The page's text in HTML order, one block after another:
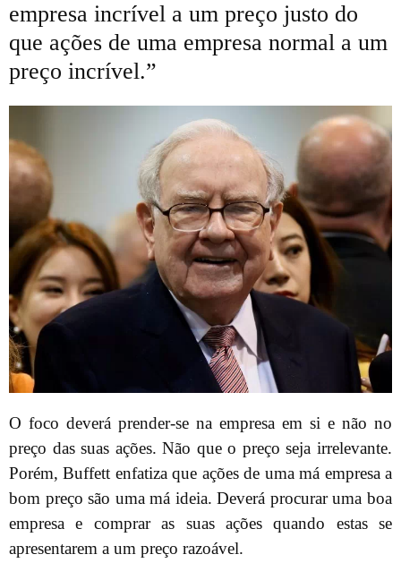
empresa incrível a um preço justo do
que ações de uma empresa normal a um
preço incrível.”
O foco deverá prender-se na empresa em si e não no
preço das suas ações. Não que o preço seja irrelevante.
Porém, Buffett enfatiza que ações de uma má empresa a
bom preço são uma má ideia. Deverá procurar uma boa
empresa e comprar as suas ações quando estas se
apresentarem a um preço razoável.